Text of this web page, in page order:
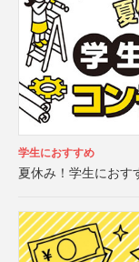
学生におすすめ
夏休み！学生におす